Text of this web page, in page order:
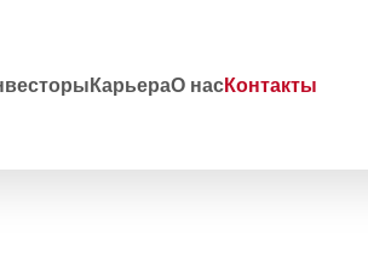
КарьераО насКонтакты